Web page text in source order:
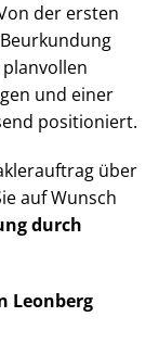
der ersten
und einer
positioniert.
über
auf Wunsch
durch
Leonberg